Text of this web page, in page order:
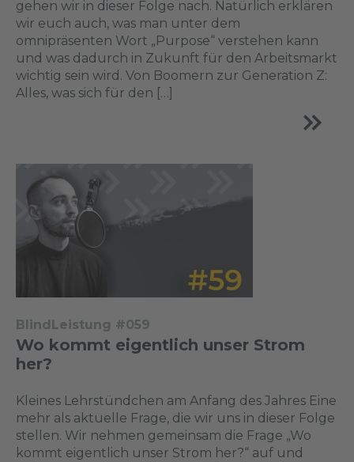
gehen wir in dieser Folge nach. Natürlich erklären
wir euch auch, was man unter dem
omnipräsenten Wort „Purpose“ verstehen kann
und was dadurch in Zukunft für den Arbeitsmarkt
wichtig sein wird. Von Boomern zur Generation Z:
Alles, was sich für den […]
BlindLeistung #059
Wo kommt eigentlich unser Strom
her?
Kleines Lehrstündchen am Anfang des Jahres Eine
mehr als aktuelle Frage, die wir uns in dieser Folge
stellen. Wir nehmen gemeinsam die Frage „Wo
kommt eigentlich unser Strom her?“ auf und